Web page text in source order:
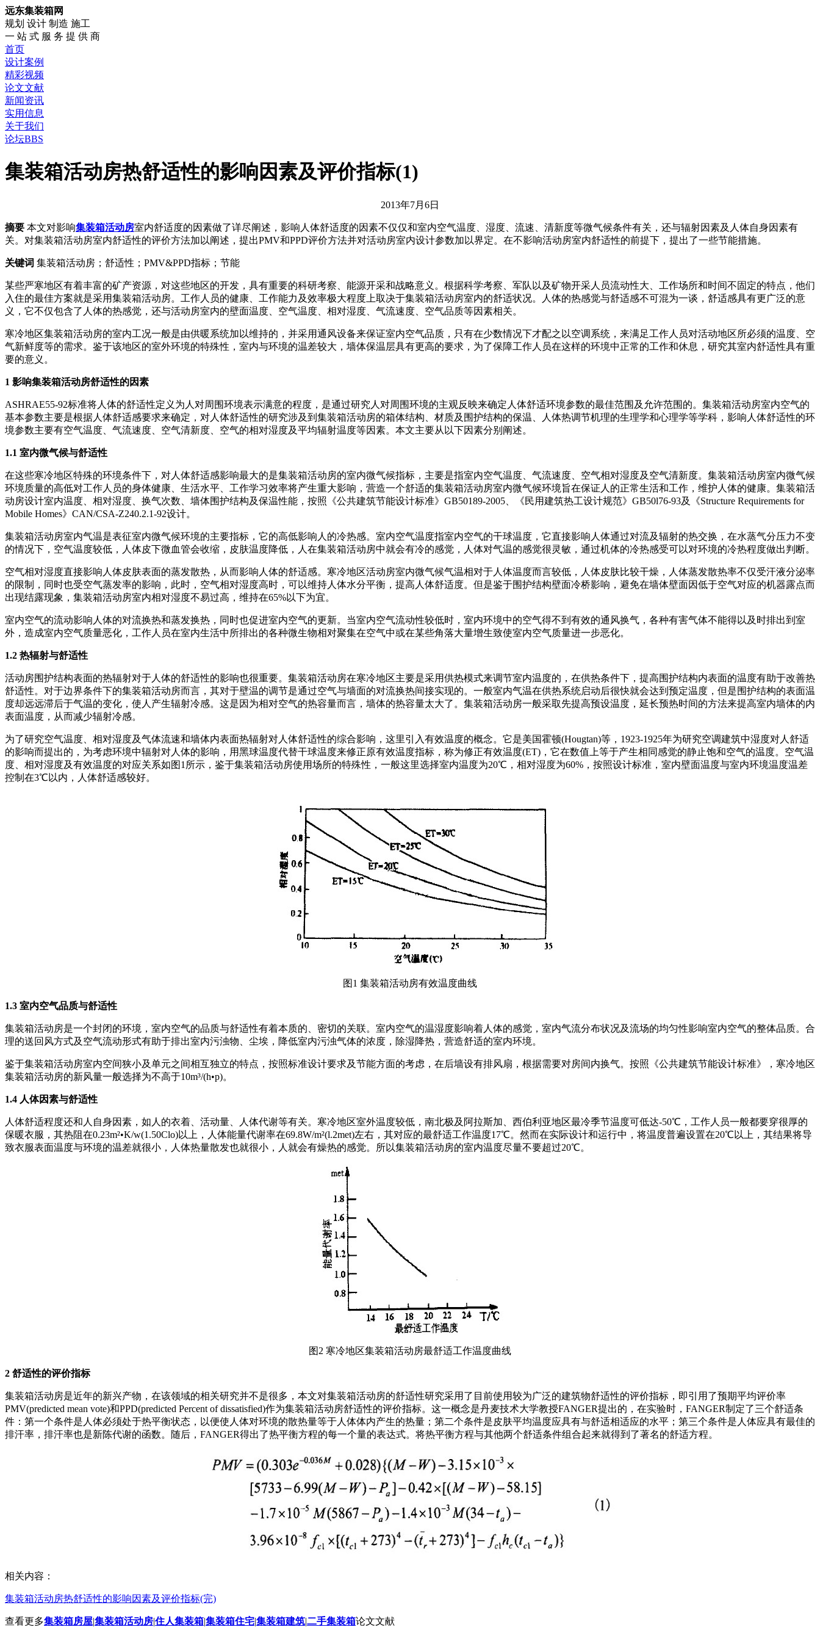
远东集装箱网
规划 设计 制造 施工
一 站 式 服 务 提 供 商
首页
设计案例
精彩视频
论文文献
新闻资讯
实用信息
关于我们
论坛BBS
集装箱活动房热舒适性的影响因素及评价指标(1)
2013年7月6日
摘要 本文对影响集装箱活动房室内舒适度的因素做了详尽阐述，影响人体舒适度的因素不仅仅和室内空气温度、湿度、流速、清新度等微气候条件有关，还与辐射因素及人体自身因素有
关。对集装箱活动房室内舒适性的评价方法加以阐述，提出PMV和PPD评价方法并对活动房室内设计参数加以界定。在不影响活动房室内舒适性的前提下，提出了一些节能措施。
关键词 集装箱活动房；舒适性；PMV&PPD指标；节能
某些严寒地区有着丰富的矿产资源，对这些地区的开发，具有重要的科研考察、能源开采和战略意义。根据科学考察、军队以及矿物开采人员流动性大、工作场所和时间不固定的特点，他们
入住的最佳方案就是采用集装箱活动房。工作人员的健康、工作能力及效率极大程度上取决于集装箱活动房室内的舒适状况。人体的热感觉与舒适感不可混为一谈，舒适感具有更广泛的意
义，它不仅包含了人体的热感觉，还与活动房室内的壁面温度、空气温度、相对湿度、气流速度、空气品质等因素相关。
寒冷地区集装箱活动房的室内工况一般是由供暖系统加以维持的，并采用通风设备来保证室内空气品质，只有在少数情况下才配之以空调系统，来满足工作人员对活动地区所必须的温度、空
气新鲜度等的需求。鉴于该地区的室外环境的特殊性，室内与环境的温差较大，墙体保温层具有更高的要求，为了保障工作人员在这样的环境中正常的工作和休息，研究其室内舒适性具有重
要的意义。
1 影响集装箱活动房舒适性的因素
ASHRAE55-92标准将人体的舒适性定义为人对周围环境表示满意的程度，是通过研究人对周围环境的主观反映来确定人体舒适环境参数的最佳范围及允许范围的。集装箱活动房室内空气的
基本参数主要是根据人体舒适感要求来确定，对人体舒适性的研究涉及到集装箱活动房的箱体结构、材质及围护结构的保温、人体热调节机理的生理学和心理学等学科，影响人体舒适性的环
境参数主要有空气温度、气流速度、空气清新度、空气的相对湿度及平均辐射温度等因素。本文主要从以下因素分别阐述。
1.1 室内微气候与舒适性
在这些寒冷地区特殊的环境条件下，对人体舒适感影响最大的是集装箱活动房的室内微气候指标，主要是指室内空气温度、气流速度、空气相对湿度及空气清新度。集装箱活动房室内微气候
环境质量的高低对工作人员的身体健康、生活水平、工作学习效率将产生重大影响，营造一个舒适的集装箱活动房室内微气候环境旨在保证人的正常生活和工作，维护人体的健康。集装箱活
动房设计室内温度、相对湿度、换气次数、墙体围护结构及保温性能，按照《公共建筑节能设计标准》GB50189-2005、《民用建筑热工设计规范》GB50l76-93及《Structure Requirements for
Mobile Homes》CAN/CSA-Z240.2.1-92设计。
集装箱活动房室内气温是表征室内微气候环境的主要指标，它的高低影响人的冷热感。室内空气温度指室内空气的干球温度，它直接影响人体通过对流及辐射的热交换，在水蒸气分压力不变
的情况下，空气温度较低，人体皮下微血管会收缩，皮肤温度降低，人在集装箱活动房中就会有冷的感觉，人体对气温的感觉很灵敏，通过机体的冷热感受可以对环境的冷热程度做出判断。
空气相对湿度直接影响人体皮肤表面的蒸发散热，从而影响人体的舒适感。寒冷地区活动房室内微气候气温相对于人体温度而言较低，人体皮肤比较干燥，人体蒸发散热率不仅受汗液分泌率
的限制，同时也受空气蒸发率的影响，此时，空气相对湿度高时，可以维持人体水分平衡，提高人体舒适度。但是鉴于围护结构壁面冷桥影响，避免在墙体壁面因低于空气对应的机器露点而
出现结露现象，集装箱活动房室内相对湿度不易过高，维持在65%以下为宜。
室内空气的流动影响人体的对流换热和蒸发换热，同时也促进室内空气的更新。当室内空气流动性较低时，室内环境中的空气得不到有效的通风换气，各种有害气体不能得以及时排出到室
外，造成室内空气质量恶化，工作人员在室内生活中所排出的各种微生物相对聚集在空气中或在某些角落大量增生致使室内空气质量进一步恶化。
1.2 热辐射与舒适性
活动房围护结构表面的热辐射对于人体的舒适性的影响也很重要。集装箱活动房在寒冷地区主要是采用供热模式来调节室内温度的，在供热条件下，提高围护结构内表面的温度有助于改善热
舒适性。对于边界条件下的集装箱活动房而言，其对于壁温的调节是通过空气与墙面的对流换热间接实现的。一般室内气温在供热系统启动后很快就会达到预定温度，但是围护结构的表面温
度却远远滞后于气温的变化，使人产生辐射冷感。这是因为相对空气的热容量而言，墙体的热容量太大了。集装箱活动房一般采取先提高预设温度，延长预热时间的方法来提高室内墙体的内
表面温度，从而减少辐射冷感。
为了研究空气温度、相对湿度及气体流速和墙体内表面热辐射对人体舒适性的综合影响，这里引入有效温度的概念。它是美国霍顿(Hougtan)等，1923-1925年为研究空调建筑中湿度对人舒适
的影响而提出的，为考虑环境中辐射对人体的影响，用黑球温度代替干球温度来修正原有效温度指标，称为修正有效温度(ET)，它在数值上等于产生相同感觉的静止饱和空气的温度。空气温
度、相对湿度及有效温度的对应关系如图1所示，鉴于集装箱活动房使用场所的特殊性，一般这里选择室内温度为20℃，相对湿度为60%，按照设计标准，室内壁面温度与室内环境温度温差
控制在3℃以内，人体舒适感较好。
图1 集装箱活动房有效温度曲线
1.3 室内空气品质与舒适性
集装箱活动房是一个封闭的环境，室内空气的品质与舒适性有着本质的、密切的关联。室内空气的温湿度影响着人体的感觉，室内气流分布状况及流场的均匀性影响室内空气的整体品质。合
理的送回风方式及空气流动形式有助于排出室内污浊物、尘埃，降低室内污浊气体的浓度，除湿降热，营造舒适的室内环境。
鉴于集装箱活动房室内空间狭小及单元之间相互独立的特点，按照标准设计要求及节能方面的考虑，在后墙设有排风扇，根据需要对房间内换气。按照《公共建筑节能设计标准》，寒冷地区
集装箱活动房的新风量一般选择为不高于10m³/(h•p)。
1.4 人体因素与舒适性
人体舒适程度还和人自身因素，如人的衣着、活动量、人体代谢等有关。寒冷地区室外温度较低，南北极及阿拉斯加、西伯利亚地区最冷季节温度可低达-50℃，工作人员一般都要穿很厚的
保暖衣服，其热阻在0.23m²•K/w(1.50Clo)以上，人体能量代谢率在69.8W/m²(l.2met)左右，其对应的最舒适工作温度17℃。然而在实际设计和运行中，将温度普遍设置在20℃以上，其结果将导
致衣服表面温度与环境的温差就很小，人体热量散发也就很小，人就会有燥热的感觉。所以集装箱活动房的室内温度尽量不要超过20℃。
图2 寒冷地区集装箱活动房最舒适工作温度曲线
2 舒适性的评价指标
集装箱活动房是近年的新兴产物，在该领域的相关研究并不是很多，本文对集装箱活动房的舒适性研究采用了目前使用较为广泛的建筑物舒适性的评价指标，即引用了预期平均评价率
PMV(predicted mean vote)和PPD(predicted Percent of dissatisfied)作为集装箱活动房舒适性的评价指标。这一概念是丹麦技术大学教授FANGER提出的，在实验时，FANGER制定了三个舒适条
件：第一个条件是人体必须处于热平衡状态，以便使人体对环境的散热量等于人体体内产生的热量；第二个条件是皮肤平均温度应具有与舒适相适应的水平；第三个条件是人体应具有最佳的
排汗率，排汗率也是新陈代谢的函数。随后，FANGER得出了热平衡方程的每一个量的表达式。将热平衡方程与其他两个舒适条件组合起来就得到了著名的舒适方程。
相关内容：
集装箱活动房热舒适性的影响因素及评价指标(完)
查看更多集装箱房屋|集装箱活动房|住人集装箱|集装箱住宅|集装箱建筑|二手集装箱论文文献